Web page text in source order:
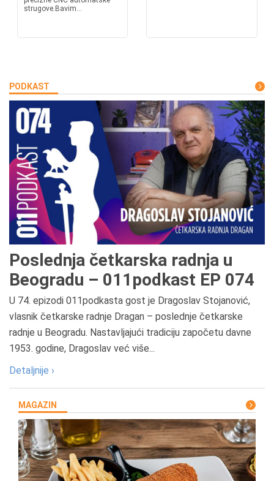
strugove.Bavim...
PODKAST
Poslednja četkarska radnja u
Beogradu – 011podkast EP 074
U 74. epizodi 011podkasta gost je Dragoslav Stojanović,
vlasnik četkarske radnje Dragan – poslednje četkarske
radnje u Beogradu. Nastavljajući tradiciju započetu davne
1953. godine, Dragoslav već više...
Detaljnije ›
MAGAZIN